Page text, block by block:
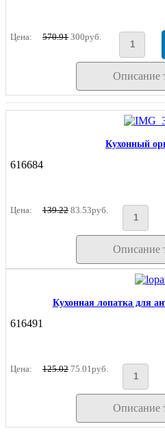
Цена: 570.91 300руб.
Описание
Кухонный
616684
Цена: 139.22 83.53руб.
Описание
Кухонная лопатка для
616491
Цена: 125.02 75.01руб.
Описание